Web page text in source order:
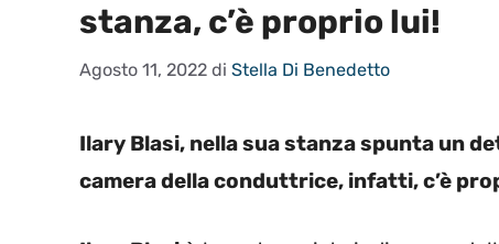
stanza, c’è proprio lui!
Agosto 11, 2022 di Stella Di Benedetto
Ilary Blasi, nella sua stanza spunta un
camera della conduttrice, infatti, c’è